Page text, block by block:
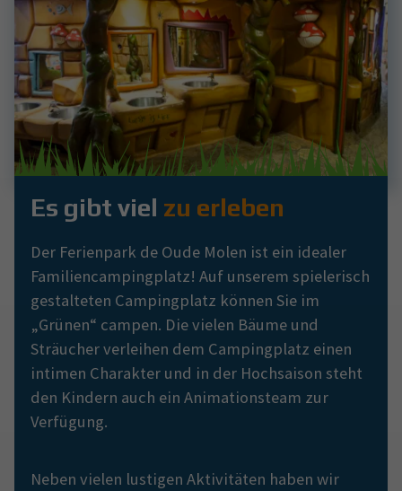
Es gibt viel zu erleben
Der Ferienpark de Oude Molen ist ein idealer
Familiencampingplatz! Auf unserem spielerisch
gestalteten Campingplatz können Sie im
„Grünen“ campen. Die vielen Bäume und
Sträucher verleihen dem Campingplatz einen
intimen Charakter und in der Hochsaison steht
den Kindern auch ein Animationsteam zur
Verfügung.
Neben vielen lustigen Aktivitäten haben wir